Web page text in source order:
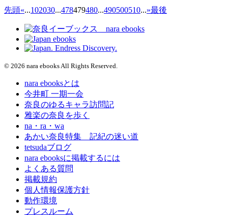
先頭«...102030...478479480...490500510...»最後
© 2026 nara ebooks All Rights Reserved.
nara ebooksとは
今井町 一期一会
奈良のゆるキャラ訪問記
雅楽の奈良を歩く
na・ra・wa
あかい奈良特集 記紀の迷い道
tetsudaブログ
nara ebooksに掲載するには
よくある質問
掲載規約
個人情報保護方針
動作環境
プレスルーム